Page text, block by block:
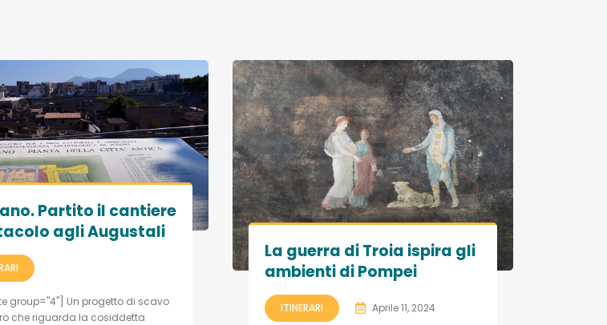
Partito il cantiere
agli Augustali
group="4"] Un progetto di scavo
che riguarda la cosiddetta
La guerra di Troia ispira gli
ambienti di Pompei
ITINERARI Aprile 11, 2024